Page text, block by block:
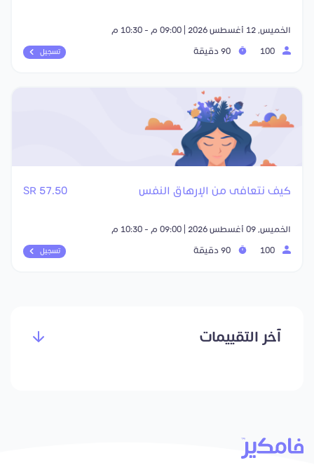
الخميس, 12 أغسطس 2026 | 09:00 م - 10:30 م
تسجيل
كيف نتعافى من الإرهاق النفس 57.50 SR
الخميس, 09 أغسطس 2026 | 09:00 م - 10:30 م
تسجيل
آخر التقييمات